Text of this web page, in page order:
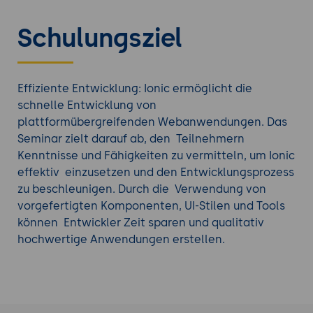
Entwicklerfreundlich: Ionic basiert auf
Webtechnologien wie HTML, CSS und
mit diesen bereits vertrauten Technologien
arbeiten können. Ionic verwendet außerdem
Angular, React oder Vue.js als
Basisframework, was eine solide Struktur und
zahlreiche Entwicklertools bietet.
Schnelle Entwicklung: Ionic bietet eine
Vielzahl von vorgefertigten Komponenten
und UI-Elementen, die wiederverwendet
werden können. Dadurch können Entwickler
Anwendungen schneller erstellen, indem sie
Schulungsziel
Effiziente Entwicklung: Ionic ermöglicht die
schnelle Entwicklung von
plattformübergreifenden Webanwendungen. Das
Seminar zielt darauf ab, den Teilnehmern
Kenntnisse und Fähigkeiten zu vermitteln, um Ionic
effektiv einzusetzen und den Entwicklungsprozess
zu beschleunigen. Durch die Verwendung von
vorgefertigten Komponenten, UI-Stilen und Tools
können Entwickler Zeit sparen und qualitativ
hochwertige Anwendungen erstellen.